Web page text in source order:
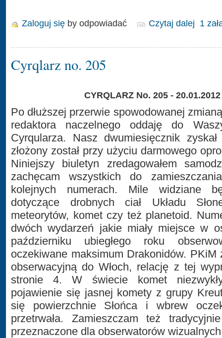
Zaloguj się by odpowiadać Czytaj dalej 1
Cyrqlarz no. 205
CYRQLARZ No. 205 - 20.01.2012
Po dłuższej przerwie spowodowanej
redaktora naczelnego oddaję do
Cyrqularza. Nasz dwumiesięcznik
złożony został przy użyciu darmowego
Niniejszy biuletyn zredagowałem
zachęcam wszystkich do
kolejnych numerach. Mile widziane
dotyczące drobnych ciał Układu
meteorytów, komet czy też planetoid.
dwóch wydarzeń jakie miały miejsce w
październiku ubiegłego roku
oczekiwane maksimum Drakonidów. PKiM
obserwacyjną do Włoch, relację z tej
stronie 4. W świecie komet
pojawienie się jasnej komety z grupy
się powierzchnie Słońca i wbrew
przetrwała. Zamieszczam też
przeznaczone dla obserwatorów